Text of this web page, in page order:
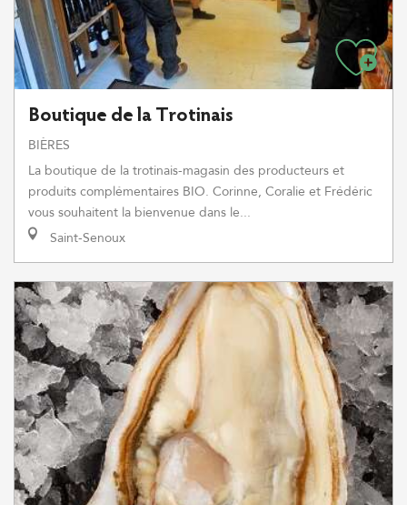
Boutique de la Trotinais
BIÈRES
La boutique de la trotinais-magasin des producteurs et
produits complémentaires BIO. Corinne, Coralie et Frédéric
vous souhaitent la bienvenue dans le...
Saint-Senoux